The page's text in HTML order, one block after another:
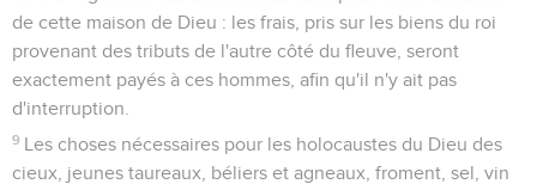
de cette maison de Dieu : les frais, pris sur les biens du roi
provenant des tributs de l'autre côté du fleuve, seront
exactement payés à ces hommes, afin qu'il n'y ait pas
d'interruption.
9 Les choses nécessaires pour les holocaustes du Dieu des
cieux, jeunes taureaux, béliers et agneaux, froment, sel, vin